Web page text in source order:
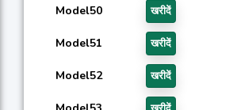
Model50 खरीदें
Model51 खरीदें
Model52 खरीदें